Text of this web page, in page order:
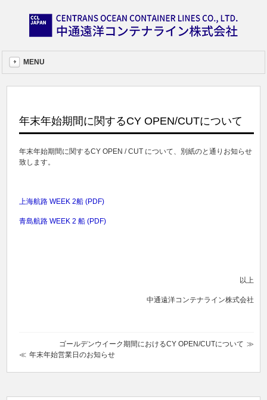
MENU
年末年始期間に関するCY OPEN/CUTについて
年末年始期間に関するCY OPEN / CUT について、別紙のと通りお知らせ
致します。
上海航路 WEEK 2船 (PDF)
青島航路 WEEK 2 船 (PDF)
以上
中通遠洋コンテナライン株式会社
ゴールデンウイーク期間におけるCY OPEN/CUTについて
年末年始営業日のお知らせ